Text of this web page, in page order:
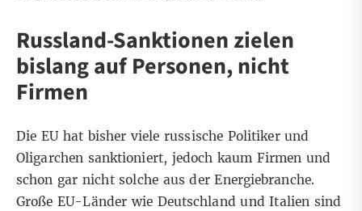
Russland-Sanktionen zielen
bislang auf Personen, nicht
Firmen
Die EU hat bisher viele russische Politiker und
Oligarchen sanktioniert, jedoch kaum Firmen und
schon gar nicht solche aus der Energiebranche.
Große EU-Länder wie Deutschland und Italien sind